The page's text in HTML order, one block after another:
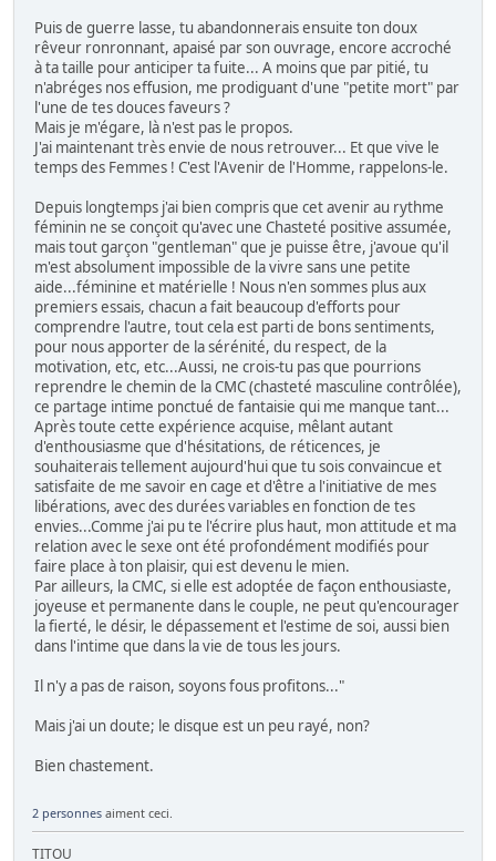
Puis de guerre lasse, tu abandonnerais ensuite ton doux
rêveur ronronnant, apaisé par son ouvrage, encore accroché
à ta taille pour anticiper ta fuite... A moins que par pitié, tu
n'abréges nos effusion, me prodiguant d'une "petite mort" par
l'une de tes douces faveurs ?
Mais je m'égare, là n'est pas le propos.
J'ai maintenant très envie de nous retrouver... Et que vive le
temps des Femmes ! C'est l'Avenir de l'Homme, rappelons-le.
Depuis longtemps j'ai bien compris que cet avenir au rythme
féminin ne se conçoit qu'avec une Chasteté positive assumée,
mais tout garçon "gentleman" que je puisse être, j'avoue qu'il
m'est absolument impossible de la vivre sans une petite
aide...féminine et matérielle ! Nous n'en sommes plus aux
premiers essais, chacun a fait beaucoup d'efforts pour
comprendre l'autre, tout cela est parti de bons sentiments,
pour nous apporter de la sérénité, du respect, de la
motivation, etc, etc...Aussi, ne crois-tu pas que pourrions
reprendre le chemin de la CMC (chasteté masculine contrôlée),
ce partage intime ponctué de fantaisie qui me manque tant...
Après toute cette expérience acquise, mêlant autant
d'enthousiasme que d'hésitations, de réticences, je
souhaiterais tellement aujourd'hui que tu sois convaincue et
satisfaite de me savoir en cage et d'être a l'initiative de mes
libérations, avec des durées variables en fonction de tes
envies...Comme j'ai pu te l'écrire plus haut, mon attitude et ma
relation avec le sexe ont été profondément modifiés pour
faire place à ton plaisir, qui est devenu le mien.
Par ailleurs, la CMC, si elle est adoptée de façon enthousiaste,
joyeuse et permanente dans le couple, ne peut qu'encourager
la fierté, le désir, le dépassement et l'estime de soi, aussi bien
dans l'intime que dans la vie de tous les jours.
Il n'y a pas de raison, soyons fous profitons..."
Mais j'ai un doute; le disque est un peu rayé, non?
Bien chastement.
2 personnes aiment ceci.
TITOU